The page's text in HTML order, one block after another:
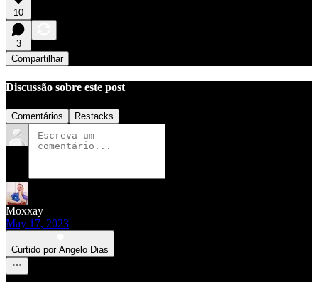
10
3
Compartilhar
Discussão sobre este post
Comentários Restacks
Moxxay
May 17, 2023
Curtido por Angelo Dias